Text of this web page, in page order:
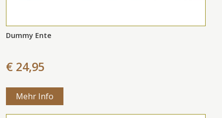
Dummy Ente
€ 24,95
Mehr Info